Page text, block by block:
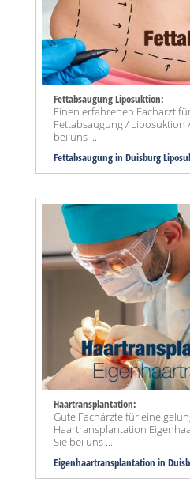
Fettabsaugung Liposuktion:
Einen erfahrenen Facharzt
Fettabsaugung / Liposuktion
bei uns ...
Fettabsaugung in Duisburg
Haartransplantation:
Gute Fachärzte für eine
Haartransplantation
Sie bei uns ...
Eigenhaartransplantation in